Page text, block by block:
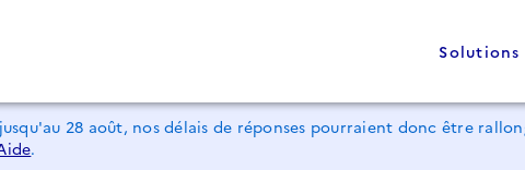
Solutions
28 août, nos délais de réponses pourraient donc être
.